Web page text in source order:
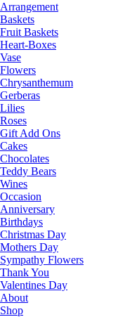
Arrangement
Baskets
Fruit Baskets
Heart-Boxes
Vase
Flowers
Chrysanthemum
Gerberas
Lilies
Roses
Gift Add Ons
Cakes
Chocolates
Teddy Bears
Wines
Occasion
Anniversary
Birthdays
Christmas Day
Mothers Day
Sympathy Flowers
Thank You
Valentines Day
About
Shop